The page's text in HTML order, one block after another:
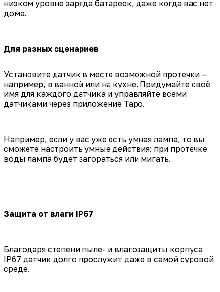
низком уровне заряда батареек, даже когда вас нет
дома.
Для разных сценариев
Установите датчик в месте возможной протечки —
например, в ванной или на кухне. Придумайте своё
имя для каждого датчика и управляйте всеми
датчиками через приложение Tapo.
Например, если у вас уже есть умная лампа, то вы
сможете настроить умные действия: при протечке
воды лампа будет загораться или мигать.
Защита от влаги IP67
Благодаря степени пыле- и влагозащиты корпуса
IP67 датчик долго прослужит даже в самой суровой
среде.